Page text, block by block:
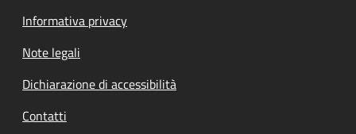
Informativa privacy
Note legali
Dichiarazione di accessibilità
Contatti